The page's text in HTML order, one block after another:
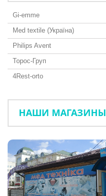
Gi-emme
Med textile (Україна)
Philips Avent
Торос-Груп
4Rest-orto
НАШИ МАГАЗИНЫ